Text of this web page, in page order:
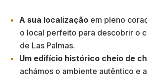
A sua localização em pleno
o local perfeito para descobrir o
de Las Palmas.
Um edifício histórico cheio de
achámos o ambiente autêntico e